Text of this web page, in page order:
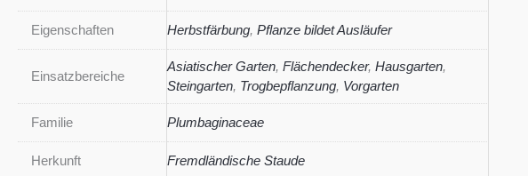
Eigenschaften Herbstfärbung, Pflanze bildet Ausläufer
Einsatzbereiche
Asiatischer Garten, Flächendecker, Hausgarten,
Steingarten, Trogbepflanzung, Vorgarten
Familie Plumbaginaceae
Herkunft Fremdländische Staude